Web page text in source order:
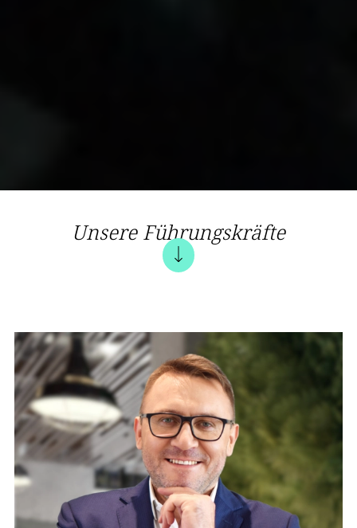
Unsere Führungskräfte